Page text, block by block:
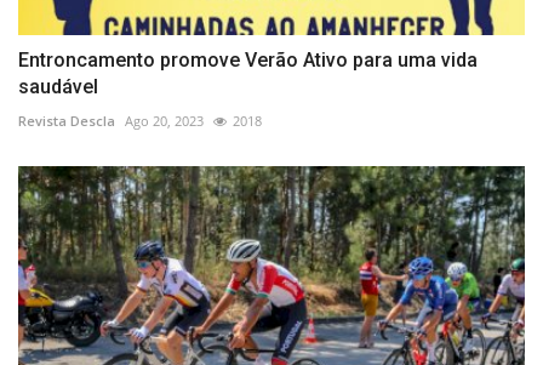
Entroncamento promove Verão Ativo para uma vida
saudável
Revista Descla Ago 20, 2023 2018